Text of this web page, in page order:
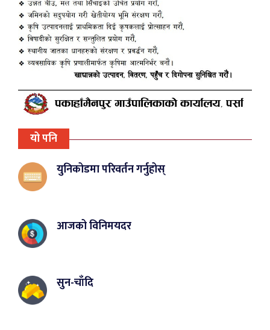
यो पनि
युनिकोडमा परिवर्तन गर्नुहोस्
आजको विनिमयदर
सुन-चाँदि